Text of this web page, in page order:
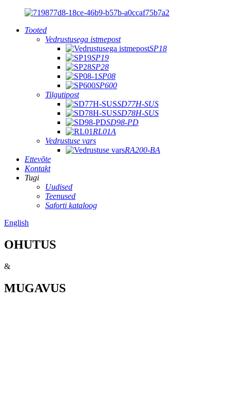
Tooted
Vedrustusega istmepost
SP18
SP19
SP28
SP08
SP600
Tilgutipost
SD77H-SUS
SD78H-SUS
SD98-PD
RL01A
Vedrustuse vars
RA200-BA
Ettevõte
Kontakt
Tugi
Uudised
Teenused
Saforti kataloog
English
OHUTUS
&
MUGAVUS